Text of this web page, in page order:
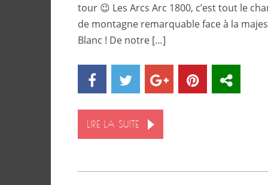
tour 😉 Les Arcs Arc 1800, c’est tout le
de montagne remarquable face à la
Blanc ! De notre […]
LIRE LA SUITE